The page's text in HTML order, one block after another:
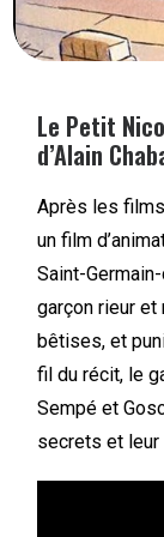
Le Petit
d’Alain
Après les
un film
Saint-
garçon rieur et
bêtises, et
fil du récit, le
Sempé et
secrets et leur